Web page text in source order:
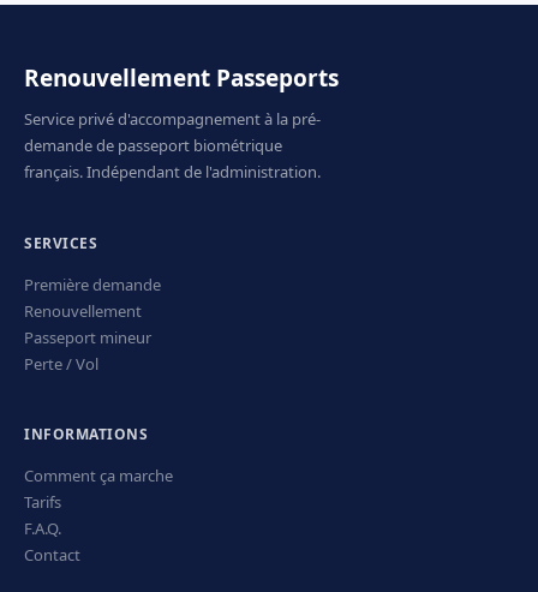
Renouvellement Passeports
Service privé d'accompagnement à la pré-
demande de passeport biométrique
français. Indépendant de l'administration.
SERVICES
Première demande
Renouvellement
Passeport mineur
Perte / Vol
INFORMATIONS
Comment ça marche
Tarifs
F.A.Q.
Contact